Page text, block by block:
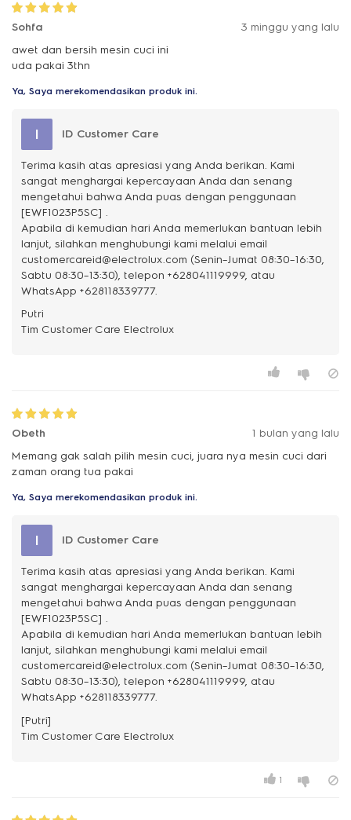
Sohfa
3 minggu yang lalu
awet dan bersih mesin cuci ini
uda pakai 3thn
Ya, Saya merekomendasikan produk ini.
I ID Customer Care
Terima kasih atas apresiasi yang Anda berikan. Kami
sangat menghargai kepercayaan Anda dan senang
mengetahui bahwa Anda puas dengan penggunaan
[EWF1023P5SC] .
Apabila di kemudian hari Anda memerlukan bantuan lebih
lanjut, silahkan menghubungi kami melalui email
customercareid@electrolux.com (Senin–Jumat 08:30–16:30,
Sabtu 08:30–13:30), telepon +628041119999, atau
WhatsApp +628118339777.
Putri
Obeth
1 bulan yang lalu
Memang gak salah pilih mesin cuci, juara nya mesin cuci dari
zaman orang tua pakai
Ya, Saya merekomendasikan produk ini.
I ID Customer Care
Terima kasih atas apresiasi yang Anda berikan. Kami
sangat menghargai kepercayaan Anda dan senang
mengetahui bahwa Anda puas dengan penggunaan
[EWF1023P5SC] .
Apabila di kemudian hari Anda memerlukan bantuan lebih
lanjut, silahkan menghubungi kami melalui email
customercareid@electrolux.com (Senin–Jumat 08:30–16:30,
Sabtu 08:30–13:30), telepon +628041119999, atau
WhatsApp +628118339777.
[Putri]
1